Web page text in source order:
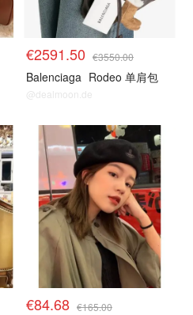
€2591.50 €3550.00
Balenciaga Rodeo 单肩包
@dealmoon.de
€84.68 €165.00